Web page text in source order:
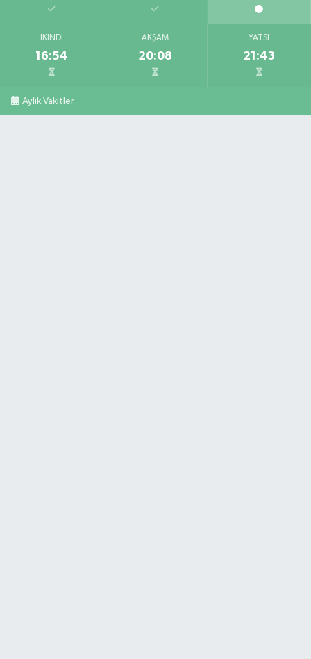
İKINDI
16:54
AKŞAM
20:08
YATSI
21:43
Aylık Vakitler